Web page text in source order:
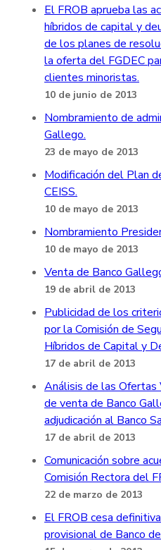
El FROB aprueba las
híbridos de capital y
de los planes de
la oferta del FGDEC
clientes minoristas.
10 de junio de 2013
Nombramiento de
Gallego.
23 de mayo de 2013
Modificación del Plan
CEISS.
10 de mayo de 2013
Nombramiento
10 de mayo de 2013
Venta de Banco
19 de abril de 2013
Publicidad de los
por la Comisión de
Híbridos de Capital y
17 de abril de 2013
Análisis de las Ofertas
de venta de Banco
adjudicación al Banco
17 de abril de 2013
Comunicación sobre
Comisión Rectora del
22 de marzo de 2013
El FROB cesa
provisional de Banco